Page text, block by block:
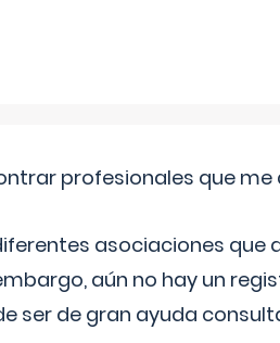
profesionales que
asociaciones
aún no hay un
ser de gran ayuda